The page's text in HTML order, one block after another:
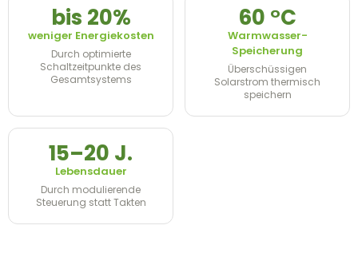
bis 20%
weniger Energiekosten
Durch optimierte
Schaltzeitpunkte des
Gesamtsystems
60 °C
Warmwasser-
Speicherung
Überschüssigen
Solarstrom thermisch
speichern
15–20 J.
Lebensdauer
Durch modulierende
Steuerung statt Takten